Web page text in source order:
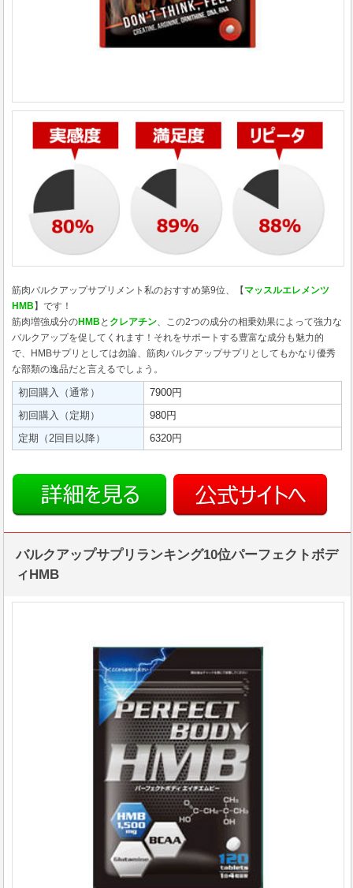
筋肉バルクアップサプリメント私のおすすめ第9位、【 マッスルエレメンツ
HMB 】です！
筋肉増強成分のHMB と クレアチン 、この2つの成分の相乗効果によって強力な
バルクアップを促してくれます！それをサポートする豊富な成分も魅力的
で、HMBサプリとしては勿論、筋肉バルクアップサプリとしてもかなり優秀
な部類の逸品だと言えるでしょう。
初回購入（通常）
7900円
初回購入（定期）
980円
定期（2回目以降）
6320円
バルクアップサプリランキング10位パーフェクトボデ
ィHMB